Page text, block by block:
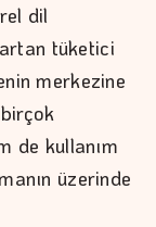
dil
tüketici
merkezine
de kullanım
üzerinde